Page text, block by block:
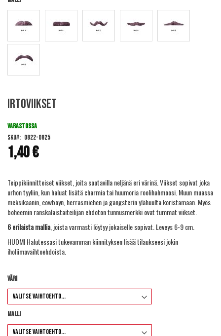
to
beginning
the
images
gallery
Irtoviikset
1,40 €
VARASTOSSA
SKU
0822-0825
Teippikiinnitteiset viikset, joita saatavilla neljänä eri värinä. Viikset sopivat joka
urhon tyyliin, kun haluat lisätä charmia tai huumoria roolihahmoosi. Muun muassa
meksikaanin, cowboyn, herrasmiehen ja gangsterin ylähuulta koristamaan. Myös
boheemin ranskalaistaiteilijan ehdoton tunnusmerkki ovat tummat viikset.
6 erilaista mallia , joista varmasti löytyy jokaiselle sopivat. Leveys 6-9 cm.
HUOM! Halutessasi tukevamman kiinnityksen lisää tilaukseesi jokin
iholiimavaihtoehdoista
Väri
Malli